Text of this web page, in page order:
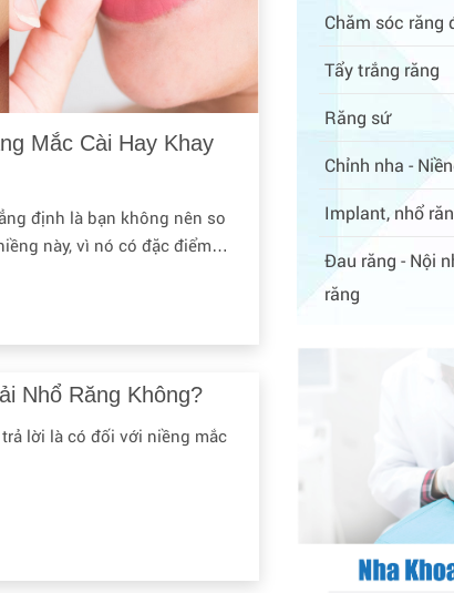
Mắc Cài Hay Khay
định là bạn không nên so
này, vì nó có đặc điểm
Nhổ Răng Không?
lời là có đối với niềng mắc
Chăm sóc răng
Tẩy trắng răng
Răng sứ
Chỉnh nha -
Implant, nhổ
Đau răng - Nội
răng